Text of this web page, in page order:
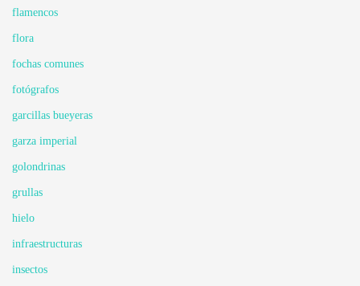
flamencos
flora
fochas comunes
fotógrafos
garcillas bueyeras
garza imperial
golondrinas
grullas
hielo
infraestructuras
insectos